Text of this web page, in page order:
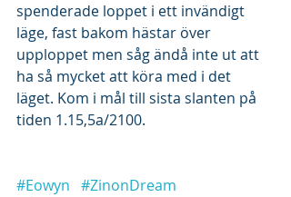
spenderade loppet i ett invändigt
läge, fast bakom hästar över
upploppet men såg ändå inte ut att
ha så mycket att köra med i det
läget. Kom i mål till sista slanten på
tiden 1.15,5a/2100.
#Eowyn #ZinonDream